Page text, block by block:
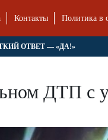
Контакты Политика в
ОТВЕТ — «ДА!»
ДТП с